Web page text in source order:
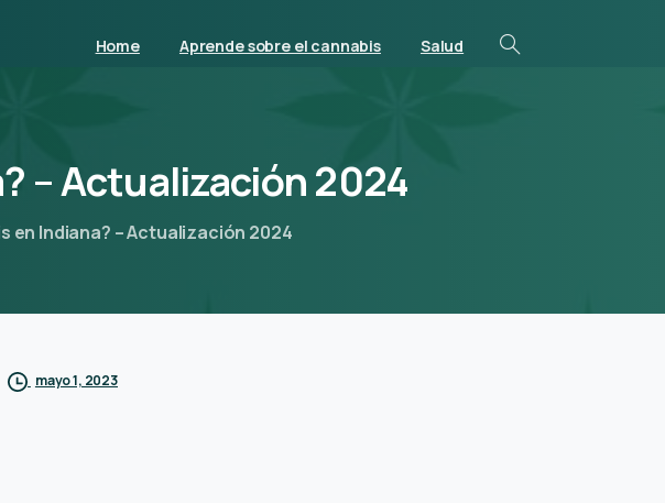
Home Aprende sobre el cannabis Salud
–Actualización2024
en Indiana? – Actualización 2024
mayo 1, 2023